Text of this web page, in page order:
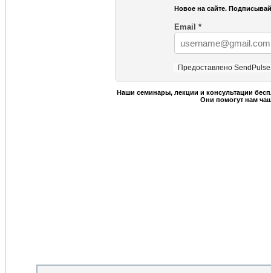
Новое на сайте.
Email *
Предоставлено SendPulse
Наши семинары, лекции и консультации
Они помогут нам